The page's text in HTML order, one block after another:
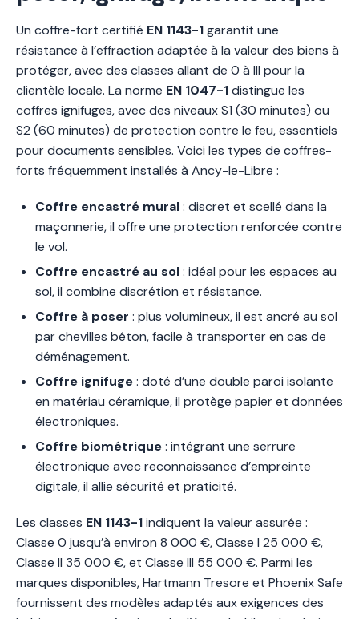
Un coffre-fort certifié EN 1143-1garantit une
résistance à l’effraction adaptée à la valeur des biens à
protéger, avec des classes allant de 0 à III pour la
clientèle locale. La norme EN 1047-1distingue les
coffres ignifuges, avec des niveaux S1 (30 minutes) ou
S2 (60 minutes) de protection contre le feu, essentiels
pour documents sensibles. Voici les types de coffres-
forts fréquemment installés à Ancy-le-Libre :
Coffre encastré mural: discret et scellé dans la
maçonnerie, il offre une protection renforcée contre
le vol.
Coffre encastré au sol: idéal pour les espaces au
sol, il combine discrétion et résistance.
Coffre à poser : plus volumineux, il est ancré au sol
par chevilles béton, facile à transporter en cas de
déménagement.
Coffre ignifuge: doté d’une double paroi isolante
en matériau céramique, il protège papier et données
électroniques.
Coffre biométrique: intégrant une serrure
électronique avec reconnaissance d’empreinte
digitale, il allie sécurité et praticité.
Les classes EN 1143-1indiquent la valeur assurée :
Classe 0 jusqu’à environ 8 000 €, Classe I 25 000 €,
Classe II 35 000 €, et Classe III 55 000 €. Parmi les
marques disponibles, Hartmann Tresore et Phoenix Safe
fournissent des modèles adaptés aux exigences des